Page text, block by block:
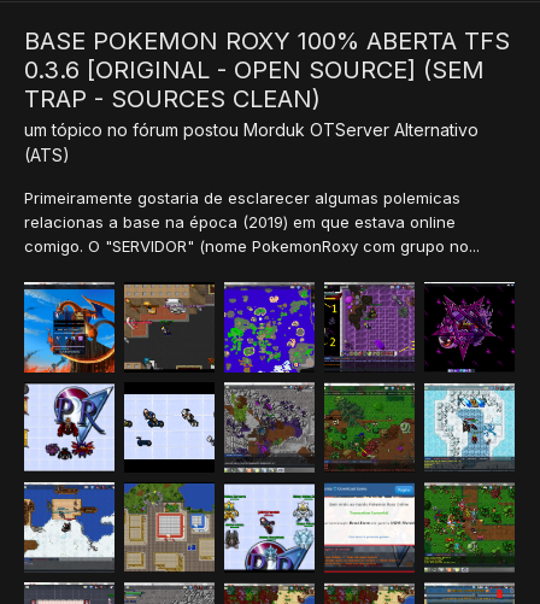
BASE POKEMON ROXY 100% ABERTA TFS
0.3.6 [ORIGINAL - OPEN SOURCE] (SEM
TRAP - SOURCES CLEAN)
um tópico no fórum postou Morduk OTServer Alternativo
(ATS)
Primeiramente gostaria de esclarecer algumas polemicas
relacionas a base na época (2019) em que estava online
comigo. O "SERVIDOR" (nome PokemonRoxy com grupo no...